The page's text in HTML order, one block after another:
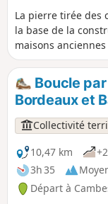
La pierre tirée des
la base de la
maisons
hameaux qui
dits. La vigne, la
des relations
impact sur ces
Communauté de
Boucle
Bordeaux et
Collectivité
10,47 km
3h 35
Départ à